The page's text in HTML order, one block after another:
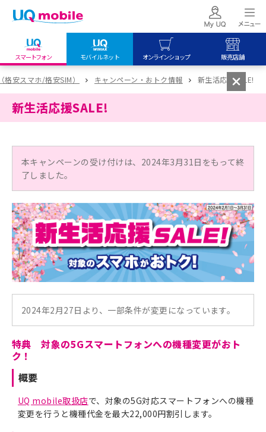
スマートフォン モバイルネット オンラインショップ 販売店舗
my UQ WiMAX
UQ WiMAX ご契約の方
My UQ mobile
データチャージサイト
UQ mobile
オンラインショップ
UQ WiMAX
UQ mobile
販売店舗
UQ WiMAX
安スマホ/格安SIM） キャンペーン・おトク情報 新生活応援SALE!
新生活応援SALE!
本キャンペーンの受け付けは、2024年3月31日をもって終
了しました。
2024年2月27日より、一部条件が変更になっています。
特典 対象の5Gスマートフォンへの機種変更がおト
ク！
概要
UQ mobile取扱店で、対象の5G対応スマートフォンへの機種
変更を行うと機種代金を最大22,000円割引します。